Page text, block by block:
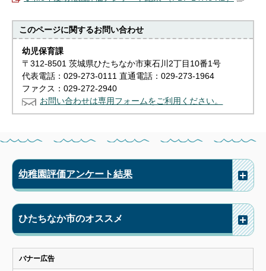
このページに関するお問い合わせ
幼児保育課
〒312-8501 茨城県ひたちなか市東石川2丁目10番1号
代表電話：029-273-0111 直通電話：029-273-1964
ファクス：029-272-2940
お問い合わせは専用フォームをご利用ください。
幼稚園評価アンケート結果
ひたちなか市のオススメ
バナー広告